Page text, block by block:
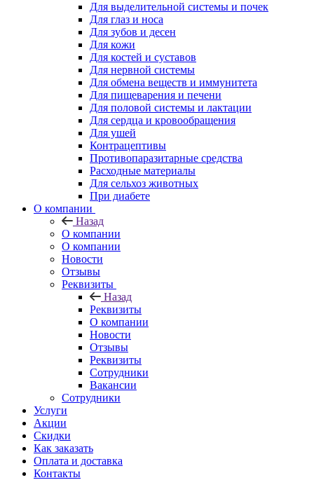
Для выделительной системы и почек
Для глаз и носа
Для зубов и десен
Для кожи
Для костей и суставов
Для нервной системы
Для обмена веществ и иммунитета
Для пищеварения и печени
Для половой системы и лактации
Для сердца и кровообращения
Для ушей
Контрацептивы
Противопаразитарные средства
Расходные материалы
Для сельхоз животных
При диабете
О компании
Назад
О компании
О компании
Новости
Отзывы
Реквизиты
Назад
Реквизиты
О компании
Новости
Отзывы
Реквизиты
Сотрудники
Вакансии
Сотрудники
Услуги
Акции
Скидки
Как заказать
Оплата и доставка
Контакты